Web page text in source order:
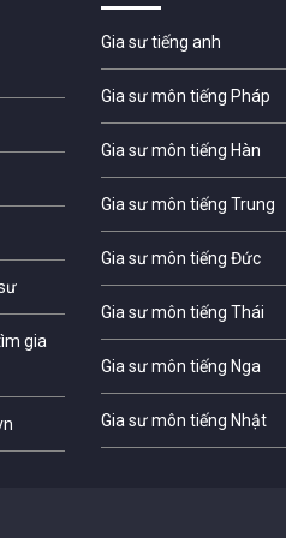
gia
Gia sư tiếng anh
Gia sư môn tiếng Pháp
Gia sư môn tiếng Hàn
Gia sư môn tiếng Trung
Gia sư môn tiếng Đức
Gia sư môn tiếng Thái
Gia sư môn tiếng Nga
Gia sư môn tiếng Nhật